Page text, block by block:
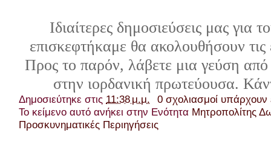
Ιδιαίτερες δημοσιεύσεις μας για
επισκεφτήκαμε θα ακολουθήσουν τις
Προς το παρόν, λάβετε μια γεύση
στην ιορδανική πρωτεύουσα.
Δημοσιεύτηκε στις 11:38 μ.μ.
0 σχολιασμοί
Το κείμενο αυτό ανήκει στην Ενότητα Μητροπολίτης
Προσκυνηματικές Περιηγήσεις